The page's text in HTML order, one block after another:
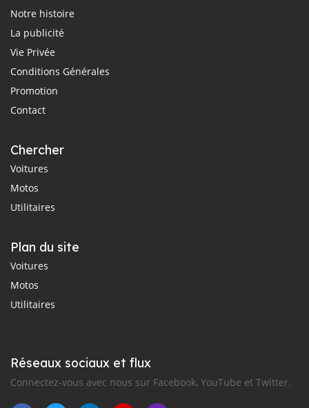
Notre histoire
La publicité
Vie Privée
Conditions Générales
Promotion
Contact
Chercher
Voitures
Motos
Utilitaires
Plan du site
Voitures
Motos
Utilitaires
Réseaux sociaux et flux
Connectez-vous avec nous sur Facebook, YouTube et Twitter.